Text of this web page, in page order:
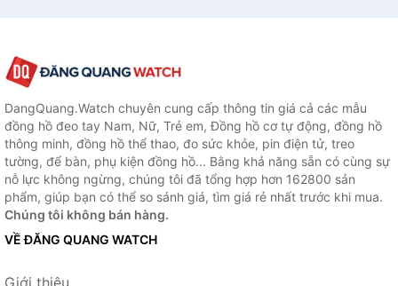
DangQuang.Watch chuyên cung cấp thông tin giá cả các mẫu
đồng hồ đeo tay Nam, Nữ, Trẻ em, Đồng hồ cơ tự động, đồng hồ
thông minh, đồng hồ thể thao, đo sức khỏe, pin điện tử, treo
tường, để bàn, phụ kiện đồng hồ... Bằng khả năng sẵn có cùng sự
nỗ lực không ngừng, chúng tôi đã tổng hợp hơn 162800 sản
phẩm, giúp bạn có thể so sánh giá, tìm giá rẻ nhất trước khi mua.
Chúng tôi không bán hàng.
VỀ ĐĂNG QUANG WATCH